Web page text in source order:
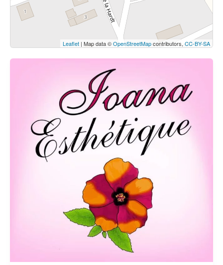
Leaflet | Map data ©OpenStreetMapcontributors, CC-BY-SA